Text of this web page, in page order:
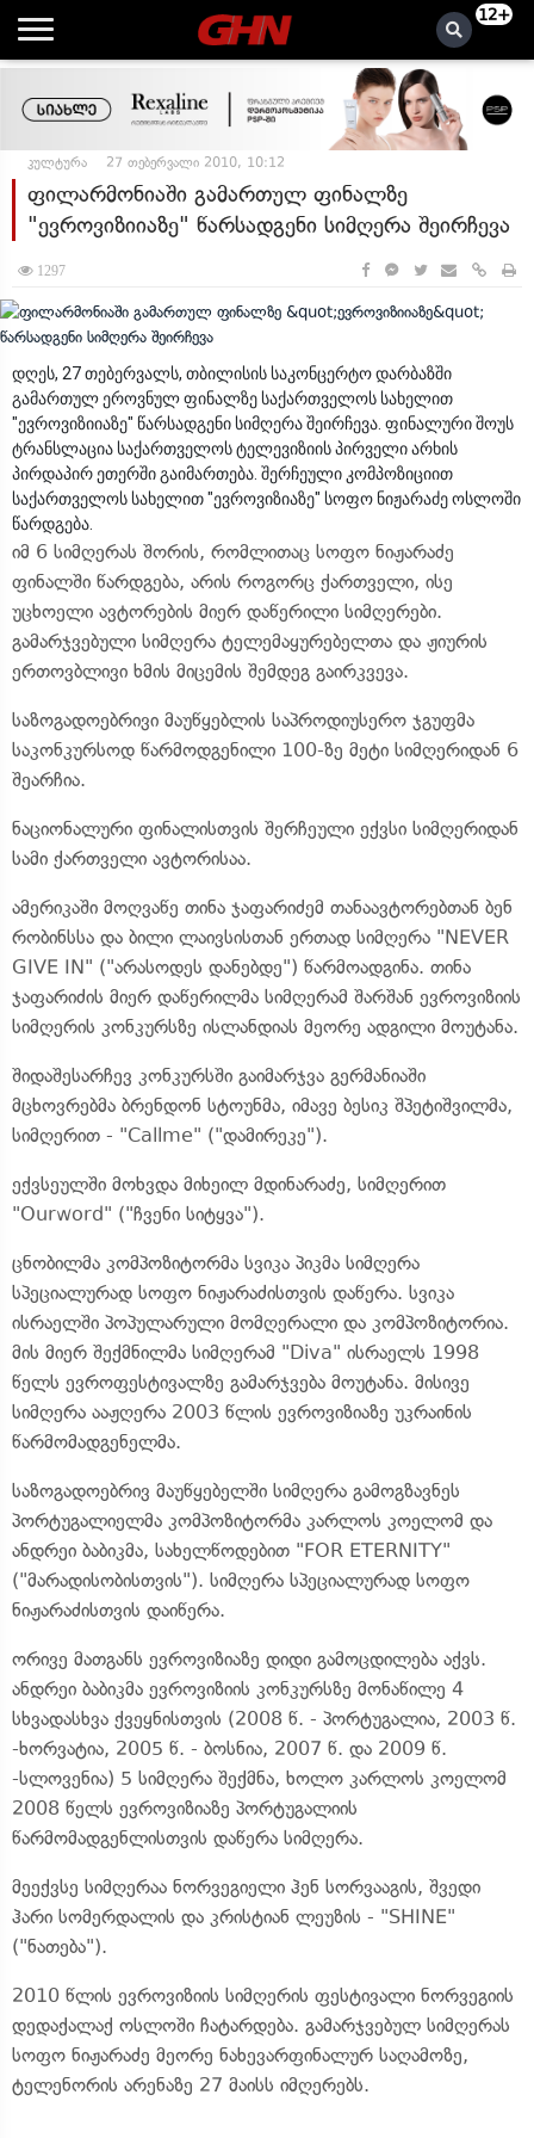
12+
კულტურა 27 თებერვალი 2010, 10:12
ფილარმონიაში გამართულ ფინალზე
"ევროვიზიიაზე" წარსადგენი სიმღერა შეირჩევა
1297
დღეს, 27 თებერვალს, თბილისის საკონცერტო დარბაზში
გამართულ ეროვნულ ფინალზე საქართველოს სახელით
"ევროვიზიიაზე" წარსადგენი სიმღერა შეირჩევა. ფინალური შოუს
ტრანსლაცია საქართველოს ტელევიზიის პირველი არხის
პირდაპირ ეთერში გაიმართება. შერჩეული კომპოზიციით
საქართველოს სახელით "ევროვიზიაზე" სოფო ნიჟარაძე ოსლოში
წარდგება.
იმ 6 სიმღერას შორის, რომლითაც სოფო ნიჟარაძე
ფინალში წარდგება, არის როგორც ქართველი, ისე
უცხოელი ავტორების მიერ დაწერილი სიმღერები.
გამარჯვებული სიმღერა ტელემაყურებელთა და ჟიურის
ერთოვბლივი ხმის მიცემის შემდეგ გაირკვევა.
საზოგადოებრივი მაუწყებლის საპროდიუსერო ჯგუფმა
საკონკურსოდ წარმოდგენილი 100-ზე მეტი სიმღერიდან 6
შეარჩია.
ნაციონალური ფინალისთვის შერჩეული ექვსი სიმღერიდან
სამი ქართველი ავტორისაა.
ამერიკაში მოღვაწე თინა ჯაფარიძემ თანაავტორებთან ბენ
რობინსსა და ბილი ლაივსისთან ერთად სიმღერა "NEVER
GIVE IN" ("არასოდეს დანებდე") წარმოადგინა. თინა
ჯაფარიძის მიერ დაწერილმა სიმღერამ შარშან ევროვიზიის
სიმღერის კონკურსზე ისლანდიას მეორე ადგილი მოუტანა.
შიდაშესარჩევ კონკურსში გაიმარჯვა გერმანიაში
მცხოვრებმა ბრენდონ სტოუნმა, იმავე ბესიკ შპეტიშვილმა,
სიმღერით - "Callme" ("დამირეკე").
ექვსეულში მოხვდა მიხეილ მდინარაძე, სიმღერით
"Ourword" ("ჩვენი სიტყვა").
ცნობილმა კომპოზიტორმა სვიკა პიკმა სიმღერა
სპეციალურად სოფო ნიჟარაძისთვის დაწერა. სვიკა
ისრაელში პოპულარული მომღერალი და კომპოზიტორია.
მის მიერ შექმნილმა სიმღერამ "Diva" ისრაელს 1998
წელს ევროფესტივალზე გამარჯვება მოუტანა. მისივე
სიმღერა ააჟღერა 2003 წლის ევროვიზიაზე უკრაინის
წარმომადგენელმა.
საზოგადოებრივ მაუწყებელში სიმღერა გამოგზავნეს
პორტუგალიელმა კომპოზიტორმა კარლოს კოელომ და
ანდრეი ბაბიკმა, სახელწოდებით "FOR ETERNITY"
("მარადისობისთვის"). სიმღერა სპეციალურად სოფო
ნიჟარაძისთვის დაიწერა.
ორივე მათგანს ევროვიზიაზე დიდი გამოცდილება აქვს.
ანდრეი ბაბიკმა ევროვიზიის კონკურსზე მონაწილე 4
სხვადასხვა ქვეყნისთვის (2008 წ. - პორტუგალია, 2003 წ.
-ხორვატია, 2005 წ. - ბოსნია, 2007 წ. და 2009 წ.
-სლოვენია) 5 სიმღერა შექმნა, ხოლო კარლოს კოელომ
2008 წელს ევროვიზიაზე პორტუგალიის
წარმომადგენლისთვის დაწერა სიმღერა.
მეექვსე სიმღერაა ნორვეგიელი ჰენ სორვააგის, შვედი
ჰარი სომერდალის და კრისტიან ლეუზის - "SHINE"
("ნათება").
2010 წლის ევროვიზიის სიმღერის ფესტივალი ნორვეგიის
დედაქალაქ ოსლოში ჩატარდება. გამარჯვებულ სიმღერას
სოფო ნიჟარაძე მეორე ნახევარფინალურ საღამოზე,
ტელენორის არენაზე 27 მაისს იმღერებს.